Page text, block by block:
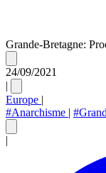
Grande-Bretagne:
24/09/2021
|
Europe |
#Anarchisme |
|